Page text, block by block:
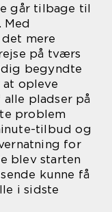
går tilbage til
Med
mere
på tværs
begyndte
opleve
pladser på
problem
tilbud og
for
blev starten
kunne få
i sidste